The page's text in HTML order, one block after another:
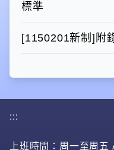
標準
[1150201新制]附
:::
上班時間：周一至周